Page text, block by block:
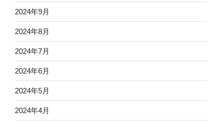
2024年9月
2024年8月
2024年7月
2024年6月
2024年5月
2024年4月